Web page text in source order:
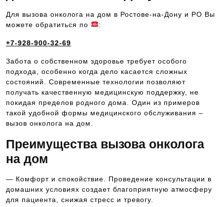
Для вызова онколога на дом в Ростове-на-Дону и РО Вы
можете обратиться по
:
+7-928-900-32-69
Забота о собственном здоровье требует особого
подхода, особенно когда дело касается сложных
состояний. Современные технологии позволяют
получать качественную медицинскую поддержку, не
покидая пределов родного дома. Один из примеров
такой удобной формы медицинского обслуживания –
вызов онколога на дом.
Преимущества вызова онколога
на дом
— Комфорт и спокойствие. Проведение консультации в
домашних условиях создает благоприятную атмосферу
для пациента, снижая стресс и тревогу.